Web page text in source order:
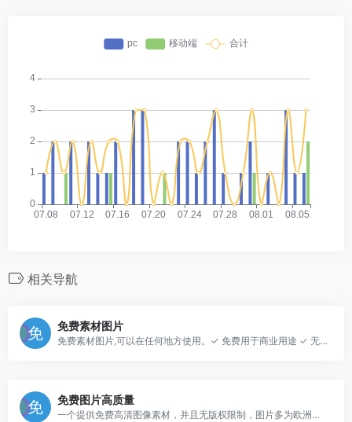
相关导航
免费素材图片
免费素材图片,可以在任何地方使用。✓ 免费用于商业用途 ✓ 无需注明归属
免费图片高质量
一个提供免费高清图像素材，并且无版权限制，图片多为欧洲景观，多为摄影师拍摄的生活类图片，所有的影像都是公共领域捐赠而来，用户可以使用该站点上的图片资源用户个人或商业用途